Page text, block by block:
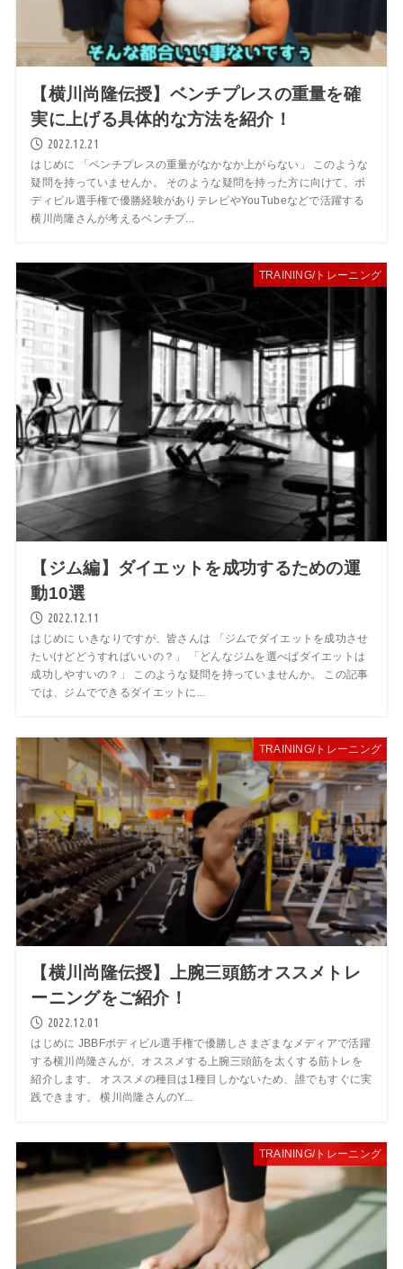
【横川尚隆伝授】ベンチプレスの重量を確
実に上げる具体的な方法を紹介！
2022.12.21
はじめに 「ベンチプレスの重量がなかなか上がらない」 このような
疑問を持っていませんか。 そのような疑問を持った方に向けて、ボ
ディビル選手権で優勝経験がありテレビやYouTubeなどで活躍する
横川尚隆さんが考えるベンチプ...
TRAINING/トレーニング
【ジム編】ダイエットを成功するための運
動10選
2022.12.11
はじめに いきなりですが、皆さんは 「ジムでダイエットを成功させ
たいけどどうすればいいの？」 「どんなジムを選べばダイエットは
成功しやすいの？」 このような疑問を持っていませんか。 この記事
では、ジムでできるダイエットに...
TRAINING/トレーニング
【横川尚隆伝授】上腕三頭筋オススメトレ
ーニングをご紹介！
2022.12.01
はじめに JBBFボディビル選手権で優勝しさまざまなメディアで活躍
する横川尚隆さんが、オススメする上腕三頭筋を太くする筋トレを
紹介します。 オススメの種目は1種目しかないため、誰でもすぐに実
践できます。 横川尚隆さんのY...
TRAINING/トレーニング